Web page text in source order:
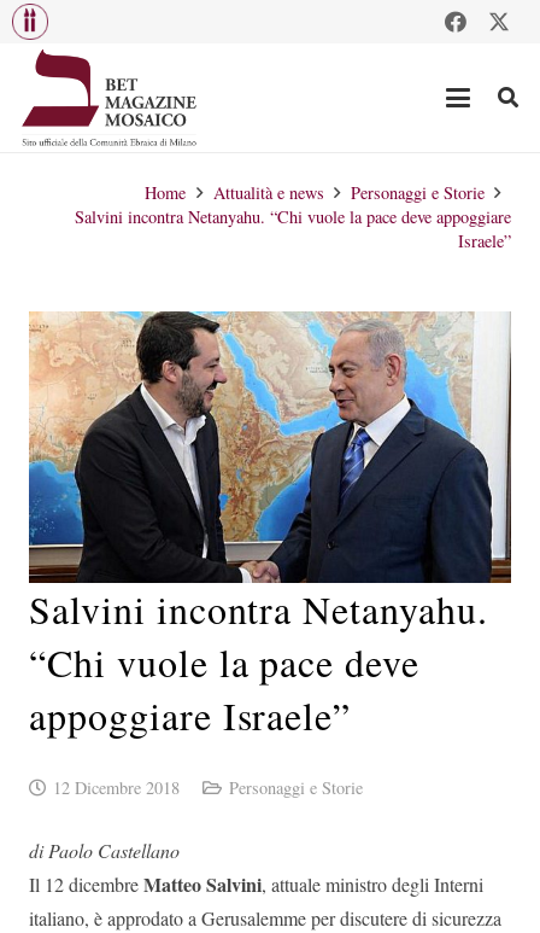
Home Attualità e news
Personaggi e Storie
Salvini incontra Netanyahu. “Chi vuole la pace deve appoggiare
Israele”
Salvini incontra Netanyahu.
“Chi vuole la pace deve
appoggiare Israele”
12 Dicembre 2018 Personaggi e Storie
di Paolo Castellano
Il 12 dicembreMatteo Salvini, attuale ministro degli Interni
italiano, è approdato a Gerusalemme per discutere di sicurezza